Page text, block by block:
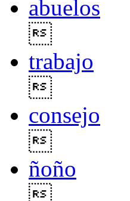
abuelos
trabajo
consejo
ñoño